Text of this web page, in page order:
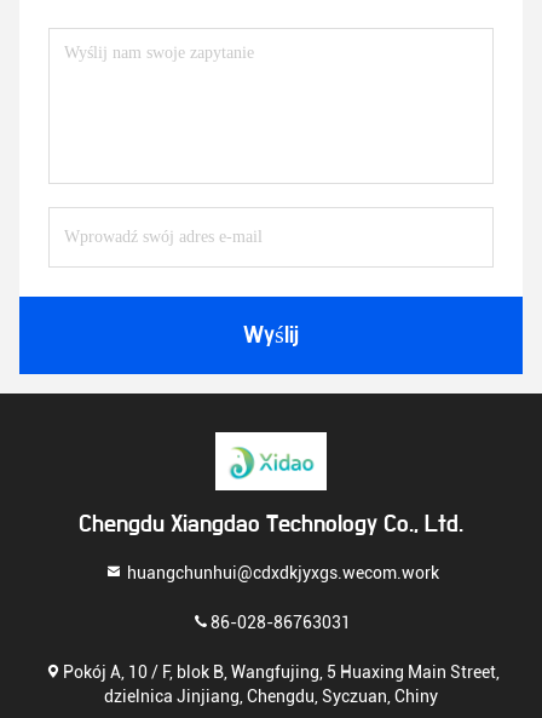
Wyślij
Chengdu Xiangdao Technology Co., Ltd.
huangchunhui@cdxdkjyxgs.wecom.work
86-028-86763031
Pokój A, 10 / F, blok B, Wangfujing, 5 Huaxing Main Street,
dzielnica Jinjiang, Chengdu, Syczuan, Chiny